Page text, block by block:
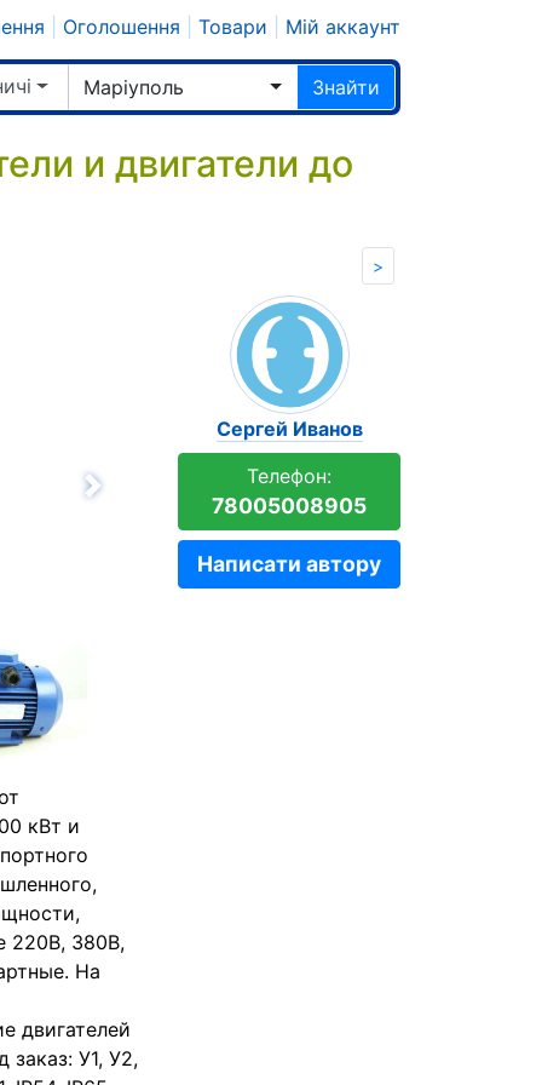
Оголошення Товари Мій аккаунт
Маріуполь Знайти
и двигатели до
>
кВт и
220В, 380В,
На
двигателей
заказ: У1, У2,
Сергей Иванов
Телефон:
78005008905
Написати автору